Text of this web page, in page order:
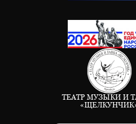
ТЕАТР МУЗЫКИ И